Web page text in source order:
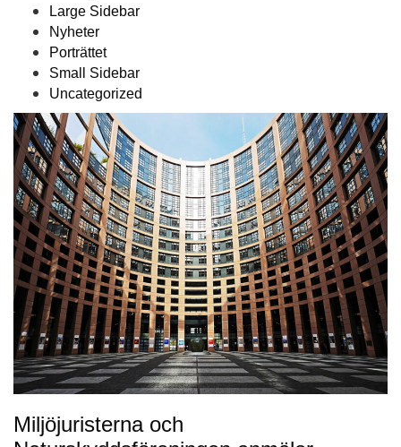
Large Sidebar
Nyheter
Porträttet
Small Sidebar
Uncategorized
Miljöjuristerna och